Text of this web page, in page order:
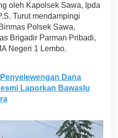
oleh Kapolsek Sawa, Ipda
Turut mendampingi
Polsek Sawa,
Brigadir Parman Pribadi,
Negeri 1 Lembo.
Dana
Laporkan Bawaslu